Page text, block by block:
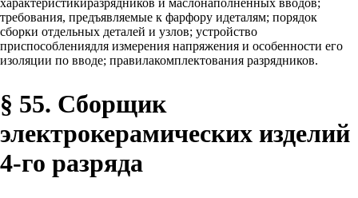
характеристикиразрядников и маслонаполненных вводов;
требования, предъявляемые к фарфору идеталям; порядок
сборки отдельных деталей и узлов; устройство
приспособлениядля измерения напряжения и особенности его
изоляции по вводе; правилакомплектования разрядников.
§ 55. Сборщик
электрокерамических изделий
4-го разряда